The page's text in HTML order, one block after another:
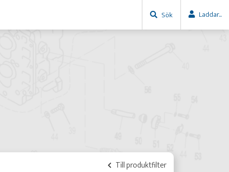
Sök Laddar...
Till produktfilter